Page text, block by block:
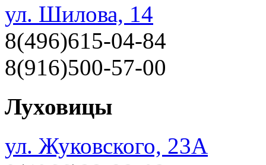
ул. Шилова, 14
8(496)615-04-84
8(916)500-57-00
Луховицы
ул. Жуковского, 23А